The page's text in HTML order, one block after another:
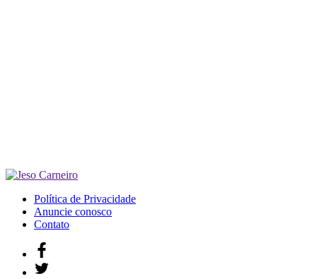
Política de Privacidade
Anuncie conosco
Contato